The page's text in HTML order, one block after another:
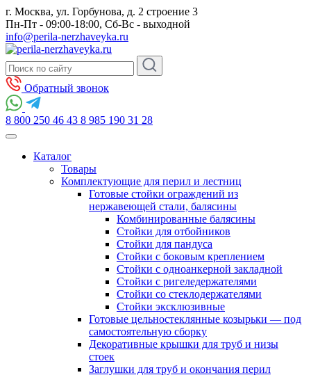
г. Москва, ул. Горбунова, д. 2 строение 3
Пн-Пт - 09:00-18:00, Сб-Вс - выходной
info@perila-nerzhaveyka.ru
Обратный звонок
8 800 250 46 43 8 985 190 31 28
Каталог
Товары
Комплектующие для перил и лестниц
Готовые стойки ограждений из
нержавеющей стали, балясины
Комбинированные балясины
Стойки для отбойников
Стойки для пандуса
Стойки с боковым креплением
Стойки с одноанкерной закладной
Стойки с ригеледержателями
Стойки со стеклодержателями
Стойки эксклюзивные
Готовые цельностеклянные козырьки — под
самостоятельную сборку
Декоративные крышки для труб и низы
стоек
Заглушки для труб и окончания перил